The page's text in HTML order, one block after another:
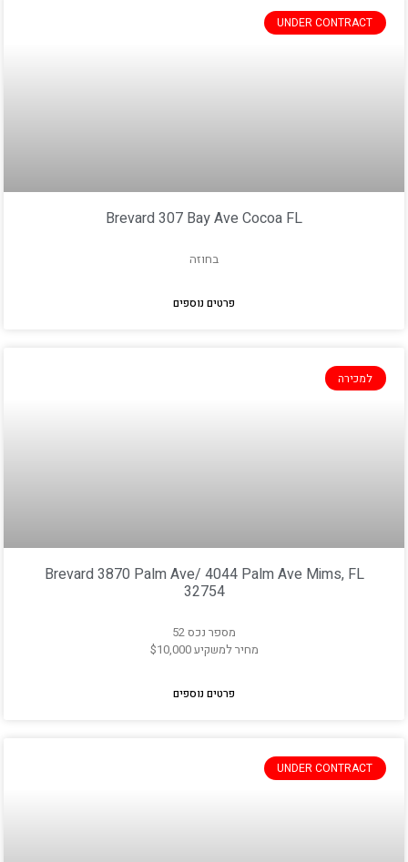
UNDER CONTRACT
Brevard 307 Bay Ave Cocoa FL
בחוזה
פרטים נוספים
למכירה
Brevard 3870 Palm Ave/ 4044 Palm Ave Mims, FL
32754
מספר נכס 52
מחיר למשקיע $10,000
פרטים נוספים
UNDER CONTRACT